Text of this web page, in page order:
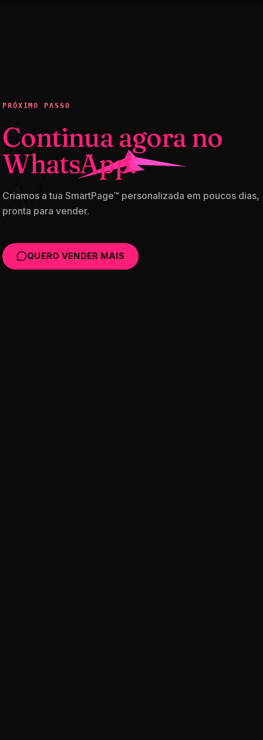
PRÓXIMO PASSO
Continua agora no
WhatsApp.
Criamos a tua SmartPage™ personalizada em poucos dias,
pronta para vender.
QUERO VENDER MAIS